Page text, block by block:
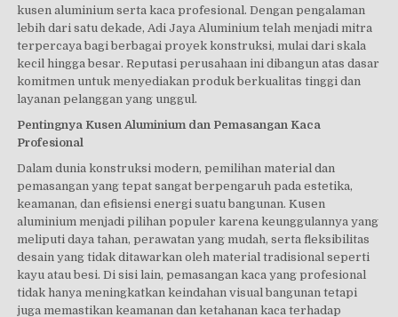
kusen aluminium serta kaca profesional. Dengan pengalaman
lebih dari satu dekade, Adi Jaya Aluminium telah menjadi mitra
terpercaya bagi berbagai proyek konstruksi, mulai dari skala
kecil hingga besar. Reputasi perusahaan ini dibangun atas dasar
komitmen untuk menyediakan produk berkualitas tinggi dan
layanan pelanggan yang unggul.
Pentingnya Kusen Aluminium dan Pemasangan Kaca
Profesional
Dalam dunia konstruksi modern, pemilihan material dan
pemasangan yang tepat sangat berpengaruh pada estetika,
keamanan, dan efisiensi energi suatu bangunan. Kusen
aluminium menjadi pilihan populer karena keunggulannya yang
meliputi daya tahan, perawatan yang mudah, serta fleksibilitas
desain yang tidak ditawarkan oleh material tradisional seperti
kayu atau besi. Di sisi lain, pemasangan kaca yang profesional
tidak hanya meningkatkan keindahan visual bangunan tetapi
juga memastikan keamanan dan ketahanan kaca terhadap